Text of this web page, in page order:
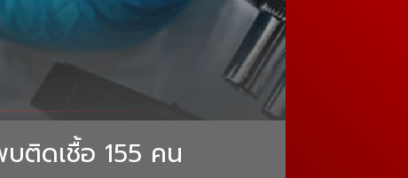
ติดเชื้อ 155 คน